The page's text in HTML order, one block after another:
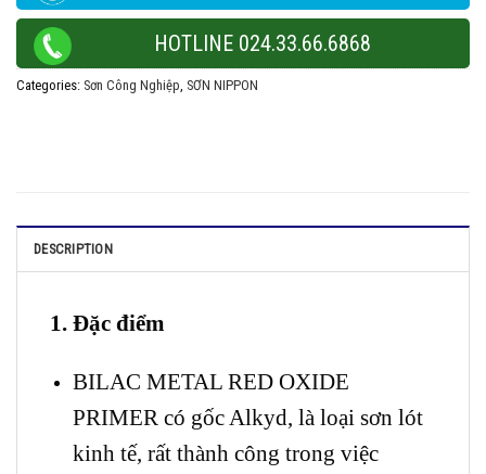
HOTLINE 024.33.66.6868
Categories: Sơn Công Nghiệp, SƠN NIPPON
DESCRIPTION
1. Đặc điểm
BILAC METAL RED OXIDE
PRIMER có gốc Alkyd, là loại sơn lót
kinh tế, rất thành công trong việc